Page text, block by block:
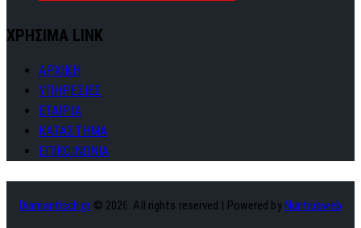
ΧΡΗΣΙΜΑ LINK
ΑΡΧΙΚΗ
ΥΠΗΡΕΣΙΕΣ
ΕΤΑΙΡΙΑ
ΚΑΤΑΣΤΗΜΑ
ΕΠΙΚΟΙΝΩΝΙΑ
Diamantisch.gr © 2026. All rights reserved | Powered by Nuntiusweb